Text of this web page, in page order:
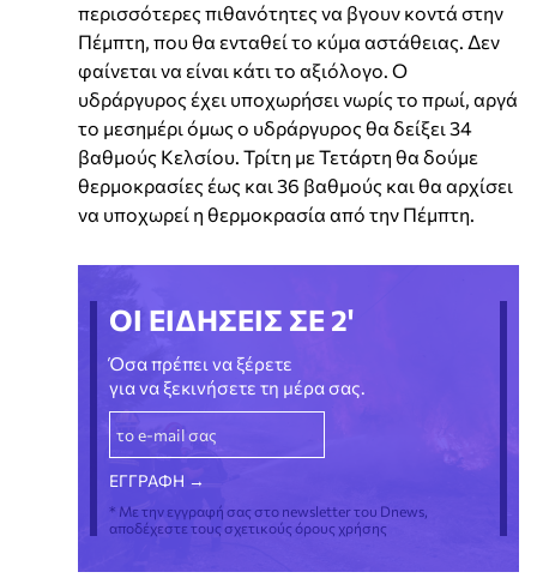
περισσότερες πιθανότητες να βγουν κοντά στην
Πέμπτη, που θα ενταθεί το κύμα αστάθειας. Δεν
φαίνεται να είναι κάτι το αξιόλογο. Ο
υδράργυρος έχει υποχωρήσει νωρίς το πρωί, αργά
το μεσημέρι όμως ο υδράργυρος θα δείξει 34
βαθμούς Κελσίου. Τρίτη με Τετάρτη θα δούμε
θερμοκρασίες έως και 36 βαθμούς και θα αρχίσει
να υποχωρεί η θερμοκρασία από την Πέμπτη.
ΟΙ ΕΙΔΗΣΕΙΣ ΣΕ 2'
Όσα πρέπει να ξέρετε
για να ξεκινήσετε τη μέρα σας.
* Με την εγγραφή σας στο newsletter του Dnews,
αποδέχεστε τους σχετικούς όρους χρήσης